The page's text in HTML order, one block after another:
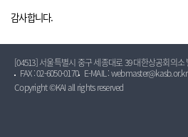
감사합니다.
[04513] 서울특별시 중구 세종대로 39 대한상공회의소
FAX : 02-6050-0170
E-MAIL : webmaster@kasb.or.kr
Copyright ©KAI all rights reserved